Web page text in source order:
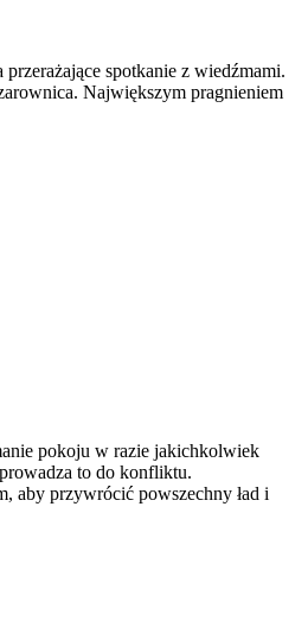
spotkanie z wiedźmami.
Największym pragnieniem
pokoju w razie jakichkolwiek
to do konfliktu.
aby przywrócić powszechny ład i